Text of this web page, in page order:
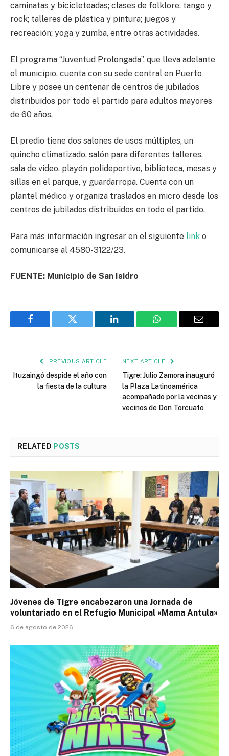
caminatas y bicicleteadas; clases de folklore, tango y
rock; talleres de plástica y pintura; juegos y
recreación; yoga y zumba, entre otras actividades.
El programa “Juventud Prolongada”, que lleva adelante
el municipio, cuenta con su sede central en Puerto
Libre y posee un centenar de centros de jubilados
distribuidos por todo el partido para adultos mayores
de 60 años.
El predio tiene dos salones de usos múltiples, un
quincho climatizado, salón para diferentes talleres,
sala de video, playón polideportivo, biblioteca, mesas y
sillas en el parque, y guardarropa. Cuenta con un
plantel médico y organiza traslados en micro desde los
centros de jubilados distribuidos en todo el partido.
Para más información ingresar en el siguiente link o
comunicarse al 4580-3122/23.
FUENTE: Municipio de San Isidro
Facebook Twitter LinkedIn WhatsApp Email
PREVIOUS ARTICLE
Ituzaingó despide el año con
la fiesta de la cultura
NEXT ARTICLE
Tigre: Julio Zamora inauguró
la Plaza Latinoamérica
acompañado por la vecinas y
vecinos de Don Torcuato
RELATED POSTS
Jóvenes de Tigre encabezaron una Jornada de
voluntariado en el Refugio Municipal «Mama Antula»
6 de agosto de 2026